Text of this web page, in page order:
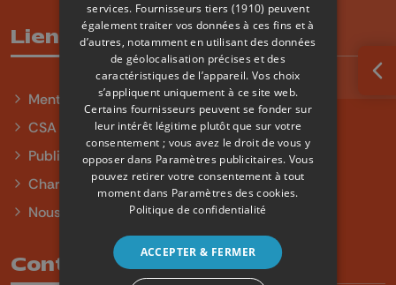
Liens utiles
Mentions légales
CSA
Publicité
Charte sur l'égalité et la diversité
Nous contacter
Contact
services. Fournisseurs tiers (1910) peuvent
également traiter vos données à ces fins et à
d’autres, notamment en utilisant des données
de géolocalisation précises et des
caractéristiques de l’appareil. Vos choix
s’appliquent uniquement à ce site web.
Certains fournisseurs peuvent se fonder sur
leur intérêt légitime plutôt que sur votre
consentement ; vous avez le droit de vous y
opposer dans Paramètres publicitaires. Vous
pouvez retirer votre consentement à tout
moment dans Paramètres des cookies.
Politique de confidentialité
ACCEPTER & FERMER